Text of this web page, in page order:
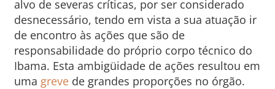
alvo de severas críticas, por ser considerado
desnecessário, tendo em vista a sua atuação ir
de encontro às ações que são de
responsabilidade do próprio corpo técnico do
Ibama. Esta ambigüidade de ações resultou em
uma grevede grandes proporções no órgão.